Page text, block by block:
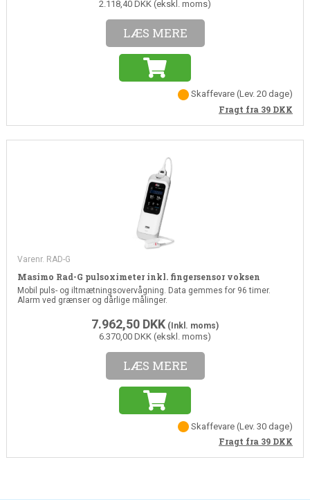
2.118,40 DKK (ekskl. moms)
LÆS MERE
Skaffevare(Lev. 20 dage)
Fragt fra 39 DKK
Varenr. RAD-G
Masimo Rad-G pulsoximeter inkl. fingersensor voksen
Mobil puls- og iltmætningsovervågning. Data gemmes for 96 timer.
Alarm ved grænser og dårlige målinger.
7.962,50 DKK (Inkl. moms)
6.370,00 DKK (ekskl. moms)
LÆS MERE
Skaffevare(Lev. 30 dage)
Fragt fra 39 DKK